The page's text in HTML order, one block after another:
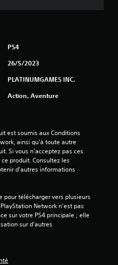
PS4
26/5/2023
PLATINUMGAMES INC.
Action, Aventure
est soumis aux Conditions
ainsi qu'à toute autre
Si vous n'acceptez pas ces
produit. Consultez les
d'autres informations
pour télécharger vers plusieurs
Network n'est pas
sur votre PS4 principale ; elle
sur d'autres